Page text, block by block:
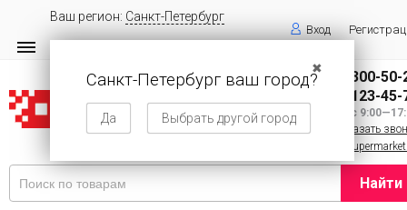
Ваш регион: Санкт-Петербург
✖
Санкт-Петербург ваш город?
Да Выбрать другой город
Вход
8 (800) 300-50-
8 (143) 123-45-
Пн—Вс
Заказать
Найти